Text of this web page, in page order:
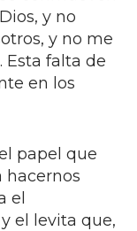
y no
y no me
Esta falta de
en los
papel que
hacernos
el
el levita que,